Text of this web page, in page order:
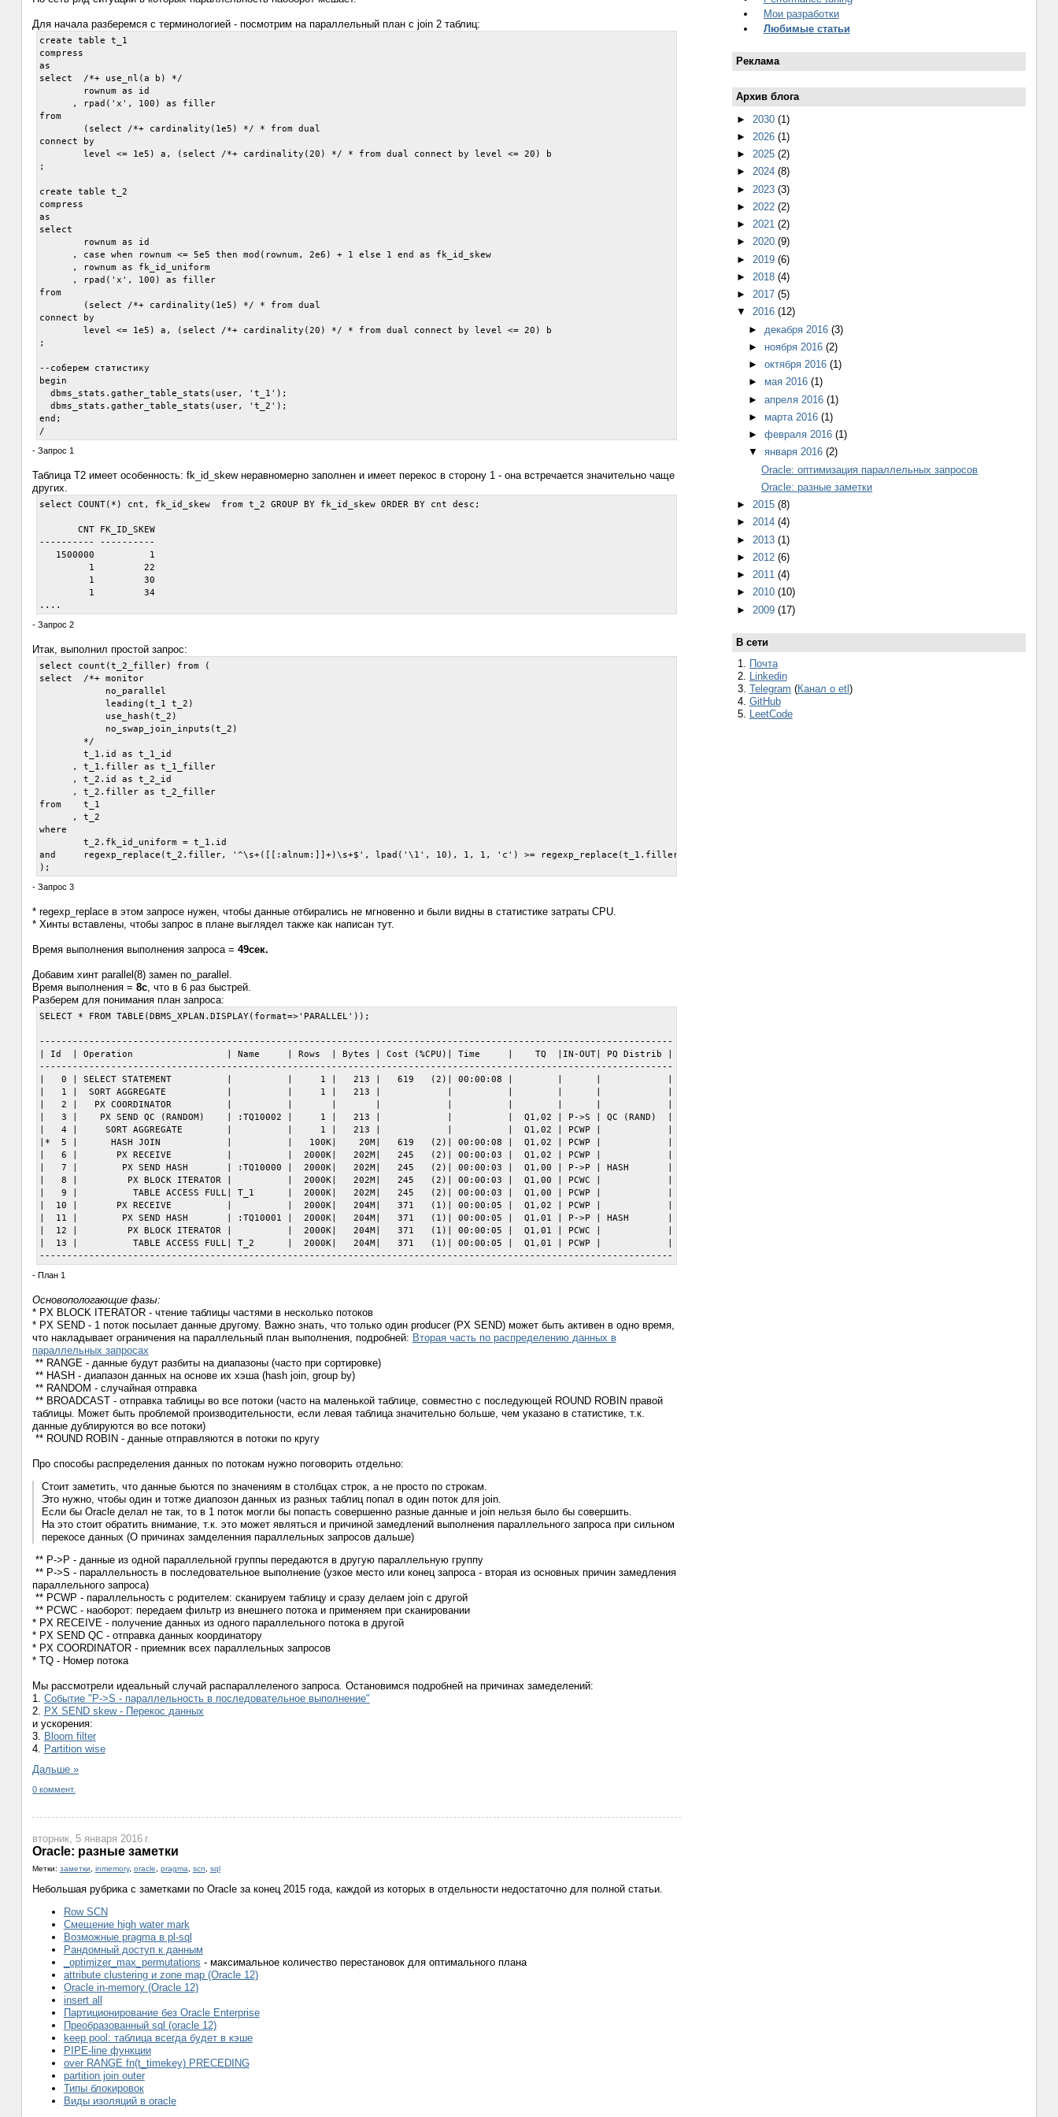
Для начала разберемся с терминологией - посмотрим на параллельный план с join 2 таблиц:
create table t_1
compress
as
select  /*+ use_nl(a b) */
        rownum as id
      , rpad('x', 100) as filler
from
        (select /*+ cardinality(1e5) */ * from dual
connect by
        level <= 1e5) a, (select /*+ cardinality(20) */ * from dual connect by level <= 20) b
;
create table t_2
compress
as
select
        rownum as id
      , case when rownum <= 5e5 then mod(rownum, 2e6) + 1 else 1 end as fk_id_skew
      , rownum as fk_id_uniform
      , rpad('x', 100) as filler
from
        (select /*+ cardinality(1e5) */ * from dual
connect by
        level <= 1e5) a, (select /*+ cardinality(20) */ * from dual connect by level <= 20) b
;
--соберем статистику
begin
  dbms_stats.gather_table_stats(user, 't_1');
  dbms_stats.gather_table_stats(user, 't_2');
end;
- Запрос 1
Таблица T2 имеет особенность: fk_id_skew неравномерно заполнен и имеет перекос в сторону 1 - она встречается значительно чаще
других.
select COUNT(*) cnt, fk_id_skew  from t_2 GROUP BY fk_id_skew ORDER BY cnt desc;
       CNT FK_ID_SKEW
---------- ----------
   1500000          1
         1         22
         1         30
         1         34
- Запрос 2
Итак, выполнил простой запрос:
select count(t_2_filler) from (
select  /*+ monitor
            no_parallel
            leading(t_1 t_2)
            use_hash(t_2)
            no_swap_join_inputs(t_2)
        */
        t_1.id as t_1_id
      , t_1.filler as t_1_filler
      , t_2.id as t_2_id
      , t_2.filler as t_2_filler
from    t_1
      , t_2
where
        t_2.fk_id_uniform = t_1.id
and     regexp_replace(t_2.filler, '^\s+([[:alnum:]]+)\s+$', lpad('\1', 10), 1, 1, 'c') >= regexp_replace(t_1.filler, '^\s+([[:alnum:]]+)\s+$', lpad('\1', 10), 1, 1, 'c')
- Запрос 3
* regexp_replace в этом запросе нужен, чтобы данные отбирались не мгновенно и были видны в статистике затраты CPU.
* Хинты вставлены, чтобы запрос в плане выглядел также как написан тут.
Время выполнения выполнения запроса = 49сек.
Добавим хинт parallel(8) замен no_parallel.
Время выполнения = 8с, что в 6 раз быстрей.
Разберем для понимания план запроса:
SELECT * FROM TABLE(DBMS_XPLAN.DISPLAY(format=>'PARALLEL'));
-------------------------------------------------------------------------------------------------------------------
| Id  | Operation                 | Name     | Rows  | Bytes | Cost (%CPU)| Time     |    TQ  |IN-OUT| PQ Distrib |
-------------------------------------------------------------------------------------------------------------------
|   0 | SELECT STATEMENT          |          |     1 |   213 |   619   (2)| 00:00:08 |        |      |            |
|   1 |  SORT AGGREGATE           |          |     1 |   213 |            |          |        |      |            |
|   2 |   PX COORDINATOR          |          |       |       |            |          |        |      |            |
|   3 |    PX SEND QC (RANDOM)    | :TQ10002 |     1 |   213 |            |          |  Q1,02 | P->S | QC (RAND)  |
|   4 |     SORT AGGREGATE        |          |     1 |   213 |            |          |  Q1,02 | PCWP |            |
|*  5 |      HASH JOIN            |          |   100K|    20M|   619   (2)| 00:00:08 |  Q1,02 | PCWP |            |
|   6 |       PX RECEIVE          |          |  2000K|   202M|   245   (2)| 00:00:03 |  Q1,02 | PCWP |            |
|   7 |        PX SEND HASH       | :TQ10000 |  2000K|   202M|   245   (2)| 00:00:03 |  Q1,00 | P->P | HASH       |
|   8 |         PX BLOCK ITERATOR |          |  2000K|   202M|   245   (2)| 00:00:03 |  Q1,00 | PCWC |            |
|   9 |          TABLE ACCESS FULL| T_1      |  2000K|   202M|   245   (2)| 00:00:03 |  Q1,00 | PCWP |            |
|  10 |       PX RECEIVE          |          |  2000K|   204M|   371   (1)| 00:00:05 |  Q1,02 | PCWP |            |
|  11 |        PX SEND HASH       | :TQ10001 |  2000K|   204M|   371   (1)| 00:00:05 |  Q1,01 | P->P | HASH       |
|  12 |         PX BLOCK ITERATOR |          |  2000K|   204M|   371   (1)| 00:00:05 |  Q1,01 | PCWC |            |
|  13 |          TABLE ACCESS FULL| T_2      |  2000K|   204M|   371   (1)| 00:00:05 |  Q1,01 | PCWP |            |
- План 1
Основопологающие фазы:
* PX BLOCK ITERATOR - чтение таблицы частями в несколько потоков
* PX SEND - 1 поток посылает данные другому. Важно знать, что только один producer (PX SEND) может быть активен в одно время,
что накладывает ограничения на параллельный план выполнения, подробней: Вторая часть по распределению данных в
параллельных запросах
** RANGE - данные будут разбиты на диапазоны (часто при сортировке)
** HASH - диапазон данных на основе их хэша (hash join, group by)
** RANDOM - случайная отправка
** BROADCAST - отправка таблицы во все потоки (часто на маленькой таблице, совместно с последующей ROUND ROBIN правой
таблицы. Может быть проблемой производительности, если левая таблица значительно больше, чем указано в статистике, т.к.
данные дублируются во все потоки)
** ROUND ROBIN - данные отправляются в потоки по кругу
Про способы распределения данных по потокам нужно поговорить отдельно:
Стоит заметить, что данные бьются по значениям в столбцах строк, а не просто по строкам.
Это нужно, чтобы один и тотже диапозон данных из разных таблиц попал в один поток для join.
Если бы Oracle делал не так, то в 1 поток могли бы попасть совершенно разные данные и join нельзя было бы совершить.
На это стоит обратить внимание, т.к. это может являться и причиной замедлений выполнения параллельного запроса при сильном
перекосе данных (О причинах замделенния параллельных запросов дальше)
** P->P - данные из одной параллельной группы передаются в другую параллельную группу
** P->S - параллельность в последовательное выполнение (узкое место или конец запроса - вторая из основных причин замедления
параллельного запроса)
** PCWP - параллельность с родителем: сканируем таблицу и сразу делаем join с другой
** PCWC - наоборот: передаем фильтр из внешнего потока и применяем при сканировании
* PX RECEIVE - получение данных из одного параллельного потока в другой
* PX SEND QC - отправка данных координатору
* PX COORDINATOR - приемник всех параллельных запросов
* TQ - Номер потока
Мы рассмотрели идеальный случай распараллеленого запроса. Остановимся подробней на причинах замеделений:
1. Событие "P->S - параллельность в последовательное выполнение"
2. PX SEND skew - Перекос данных
и ускорения:
3. Bloom filter
4. Partition wise
Дальше »
0 коммент.
вторник, 5 января 2016 г.
Oracle: разные заметки
Метки: заметки, inmemory, oracle, pragma, scn, sql
Небольшая рубрика с заметками по Oracle за конец 2015 года, каждой из которых в отдельности недостаточно для полной статьи.
Row SCN
Смещение high water mark
Возможные pragma в pl-sql
Рандомный доступ к данным
_optimizer_max_permutations - максимальное количество перестановок для оптимального плана
attribute clustering и zone map (Oracle 12)
Oracle in-memory (Oracle 12)
insert all
Партиционирование без Oracle Enterprise
Преобразованный sql (oracle 12)
keep pool: таблица всегда будет в кэше
PIPE-line функции
over RANGE fn(t_timekey) PRECEDING
partition join outer
Типы блокировок
Виды изоляций в oracle
Мои разработки
Любимые статьи
Реклама
Архив блога
► 2030 (1)
► 2026 (1)
► 2025 (2)
► 2024 (8)
► 2023 (3)
► 2022 (2)
► 2021 (2)
► 2020 (9)
► 2019 (6)
► 2018 (4)
► 2017 (5)
▼ 2016 (12)
► декабря 2016(3)
► ноября 2016(2)
►октября 2016(1)
► мая 2016(1)
►апреля 2016(1)
► марта 2016(1)
►февраля 2016(1)
▼января 2016(2)
Oracle: оптимизация параллельных запросов
Oracle: разные заметки
► 2015 (8)
► 2014 (4)
► 2013 (1)
► 2012 (6)
► 2011 (4)
► 2010 (10)
► 2009 (17)
В сети
1.
Почта
2.
Linkedin
3. Telegram (Канал о etl )
4. GitHub
5.
LeetCode